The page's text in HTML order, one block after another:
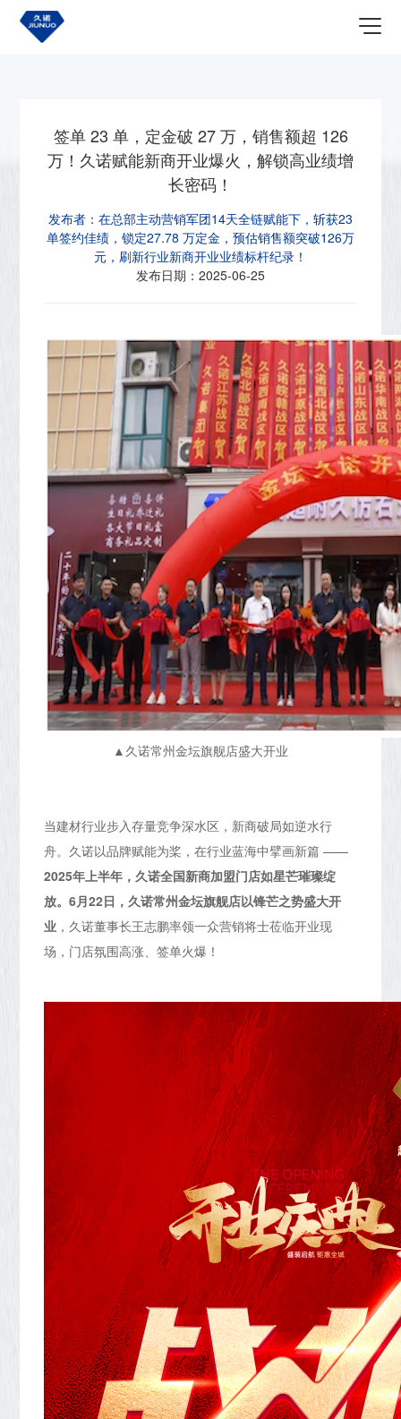
首页 关于我们
签单 23 单，定金破 27 万，销售额超 126
万！久诺赋能新商开业爆火，解锁高业绩增
长密码！
发布者： 在总部主动营销军团14天全链赋能下，斩获23
单签约佳绩，锁定27.78 万定金，预估销售额突破126万
元，刷新行业新商开业业绩标杆纪录！
发布日期： 2025-06-25
▲久诺常州金坛旗舰店盛大开业
当建材行业步入存量竞争深水区，新商破局如逆水行
舟。久诺以品牌赋能为桨，在行业蓝海中擘画新篇 ——
2025年上半年，久诺全国新商加盟门店如星芒璀璨绽
放。6月22日，久诺常州金坛旗舰店以锋芒之势盛大开
业 ，久诺董事长王志鹏率领一众营销将士莅临开业现
场，门店氛围高涨、签单火爆！